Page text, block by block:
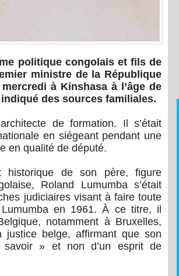
politique congolais et fils de
ministre de la République
à Kinshasa à l’âge de
des sources familiales.
de formation. Il s’était
en siégeant pendant une
en qualité de député.
historique de son père, figure
Roland Lumumba s’était
judiciaires visant à faire toute
en 1961. À ce titre, il
notamment à Bruxelles,
belge, affirmant que son
savoir » et non d’un esprit de